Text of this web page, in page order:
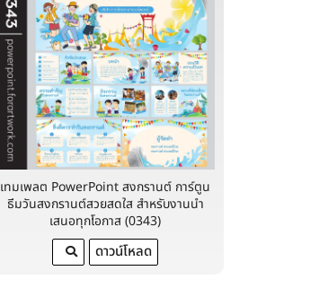
เทมเพลต PowerPoint สงกรานต์ การ์ตูน
ธีมวันสงกรานต์สวยสดใส สำหรับงานนำ
เสนอทุกโอกาส (0343)
ดาวน์โหลด